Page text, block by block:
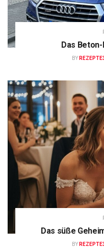
Das
BY
Das süße
BY